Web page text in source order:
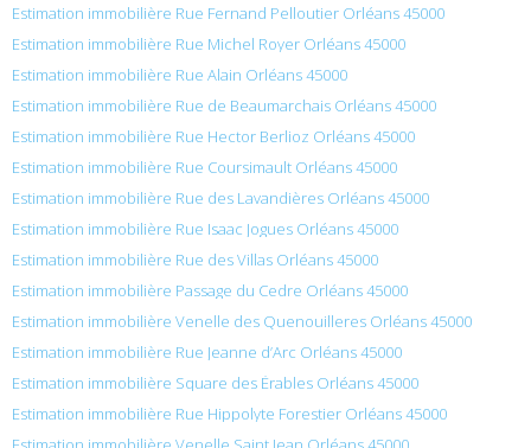
Estimation immobilière Rue Fernand Pelloutier Orléans 45000
Estimation immobilière Rue Michel Royer Orléans 45000
Estimation immobilière Rue Alain Orléans 45000
Estimation immobilière Rue de Beaumarchais Orléans 45000
Estimation immobilière Rue Hector Berlioz Orléans 45000
Estimation immobilière Rue Coursimault Orléans 45000
Estimation immobilière Rue des Lavandières Orléans 45000
Estimation immobilière Rue Isaac Jogues Orléans 45000
Estimation immobilière Rue des Villas Orléans 45000
Estimation immobilière Passage du Cedre Orléans 45000
Estimation immobilière Venelle des Quenouilleres Orléans 45000
Estimation immobilière Rue Jeanne d’Arc Orléans 45000
Estimation immobilière Square des Érables Orléans 45000
Estimation immobilière Rue Hippolyte Forestier Orléans 45000